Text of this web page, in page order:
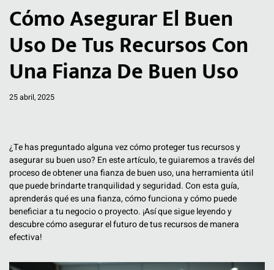
Cómo Asegurar El Buen
Uso De Tus Recursos Con
Una Fianza De Buen Uso
25 abril, 2025
¿Te has preguntado alguna vez cómo proteger tus recursos y
asegurar su buen uso? En este artículo, te guiaremos a través del
proceso de obtener una fianza de buen uso, una herramienta útil
que puede brindarte tranquilidad y seguridad. Con esta guía,
aprenderás qué es una fianza, cómo funciona y cómo puede
beneficiar a tu negocio o proyecto. ¡Así que sigue leyendo y
descubre cómo asegurar el futuro de tus recursos de manera
efectiva!